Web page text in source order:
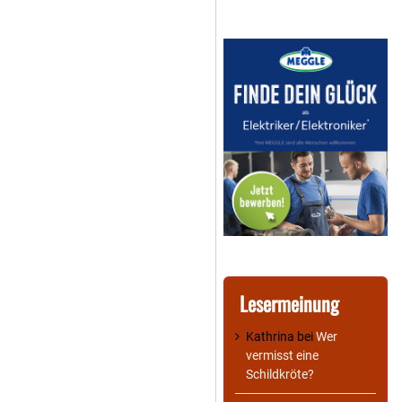
Lesermeinung
Kathrina beiWer
vermisst eine
Schildkröte?